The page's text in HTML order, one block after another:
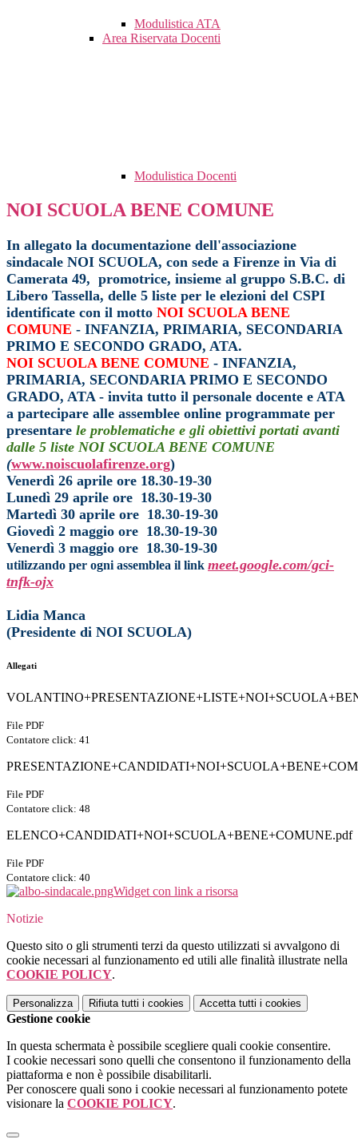
Modulistica ATA
Area Riservata Docenti
Modulistica Docenti
NOI SCUOLA BENE COMUNE
In allegato la documentazione dell'associazione
sindacale NOI SCUOLA, con sede a Firenze in Via di
Camerata 49, promotrice, insieme al gruppo S.B.C. di
Libero Tassella, delle 5 liste per le elezioni del CSPI
identificate con il motto NOI SCUOLA BENE
COMUNE - INFANZIA, PRIMARIA, SECONDARIA
PRIMO E SECONDO GRADO, ATA.
NOI SCUOLA BENE COMUNE - INFANZIA,
PRIMARIA, SECONDARIA PRIMO E SECONDO
GRADO, ATA - invita tutto il personale docente e ATA
a partecipare alle assemblee online programmate per
presentare le problematiche e gli obiettivi portati avanti
dalle 5 liste NOI SCUOLA BENE COMUNE
(www.noiscuolafirenze.org)
Venerdì 26 aprile ore 18.30-19-30
Lunedì 29 aprile ore 18.30-19-30
Martedì 30 aprile ore 18.30-19-30
Giovedì 2 maggio ore 18.30-19-30
Venerdì 3 maggio ore 18.30-19-30
utilizzando per ogni assemblea il link meet.google.com/gci-
tnfk-ojx
Lidia Manca
(Presidente di NOI SCUOLA)
Allegati
File PDF
Contatore click: 41
File PDF
Contatore click: 48
ELENCO+CANDIDATI+NOI+SCUOLA+BENE+COMUNE.pdf
File PDF
Contatore click: 40
Widget con link a risorsa
Notizie
Questo sito o gli strumenti terzi da questo utilizzati si avvalgono di
cookie necessari al funzionamento ed utili alle finalità illustrate nella
COOKIE POLICY.
Personalizza Rifiuta tutti i cookies Accetta tutti i cookies
Gestione cookie
In questa schermata è possibile scegliere quali cookie consentire.
I cookie necessari sono quelli che consentono il funzionamento della
piattaforma e non è possibile disabilitarli.
Per conoscere quali sono i cookie necessari al funzionamento potete
visionare la COOKIE POLICY.